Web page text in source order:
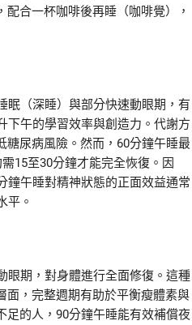
合一杯咖啡後再睡（咖啡覺），
眠（深睡）與部分快速動眼期，有
下午的學習效率與創造力。代謝方
尿病風險。然而，60分鐘午睡最
15至30分鐘才能完全恢復。因
鐘午睡對精神狀態的正面效益通常
平。
眼期，對身體進行全面修復。這種
面，完整週期有助於平衡瘦體素與
足的人，90分鐘午睡能有效補償夜